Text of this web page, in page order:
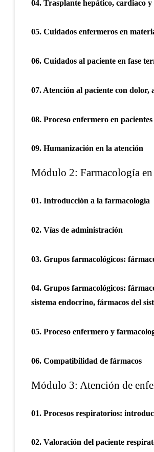
04. Trasplante hepático, cardiaco
05. Cuidados enfermeros en
06. Cuidados al paciente en fase
07. Atención al paciente con dolor,
08. Proceso enfermero en
09. Humanización en la atención
Módulo 2: Farmacología
01. Introducción a la farmacología
02. Vías de administración
03. Grupos farmacológicos:
04. Grupos farmacológicos:
sistema endocrino, fármacos del
05. Proceso enfermero y
06. Compatibilidad de fármacos
Módulo 3: Atención de
01. Procesos respiratorios:
02. Valoración del paciente